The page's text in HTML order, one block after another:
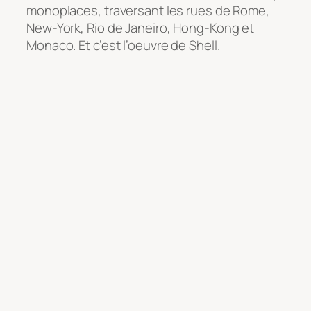
monoplaces, traversant les rues de Rome,
New-York, Rio de Janeiro, Hong-Kong et
Monaco. Et c’est l’oeuvre de Shell.